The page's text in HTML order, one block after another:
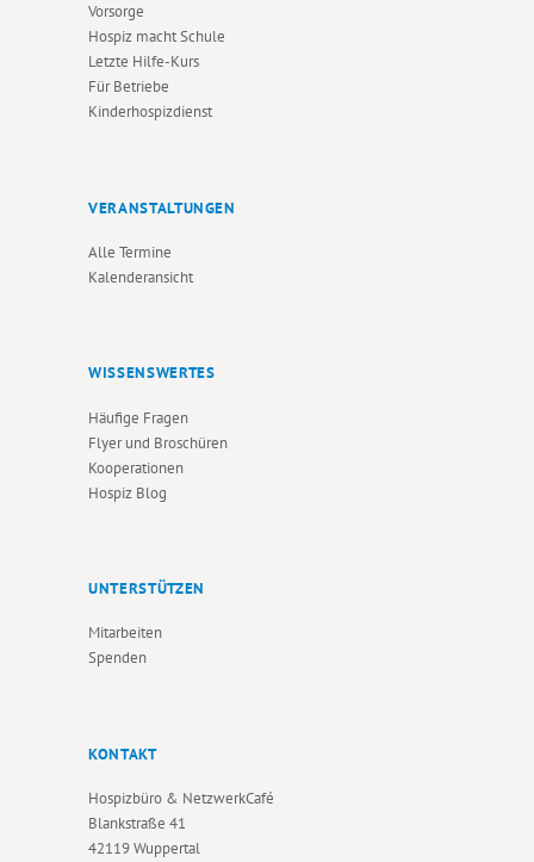
Vorsorge
Hospiz macht Schule
Letzte Hilfe-Kurs
Für Betriebe
Kinderhospizdienst
VERANSTALTUNGEN
Alle Termine
Kalenderansicht
WISSENSWERTES
Häufige Fragen
Flyer und Broschüren
Kooperationen
Hospiz Blog
UNTERSTÜTZEN
Mitarbeiten
Spenden
KONTAKT
Hospizbüro & NetzwerkCafé
Blankstraße 41
42119 Wuppertal